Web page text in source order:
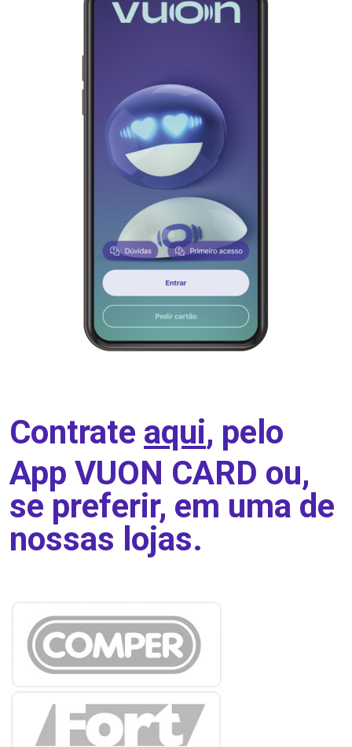
Contrate aqui, pelo
App VUON CARD ou,
se preferir, em uma de
nossas lojas.